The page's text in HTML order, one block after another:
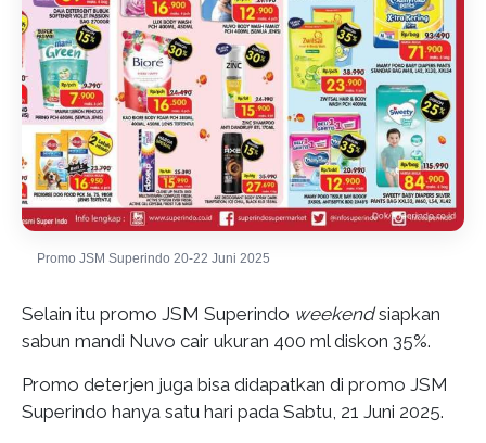
Promo JSM Superindo 20-22 Juni 2025
Selain itu promo JSM Superindo weekendsiapkan
sabun mandi Nuvo cair ukuran 400 ml diskon 35%.
Promo deterjen juga bisa didapatkan di promo JSM
Superindo hanya satu hari pada Sabtu, 21 Juni 2025.